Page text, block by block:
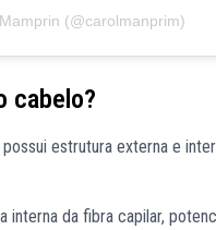
(@carolmanprim)
cabelo?
estrutura externa e
da fibra capilar,